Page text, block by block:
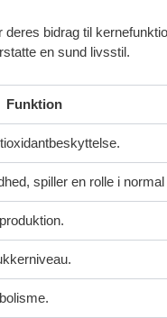
bidrag til
en sund livsstil.
Funktion
spiller en rolle i